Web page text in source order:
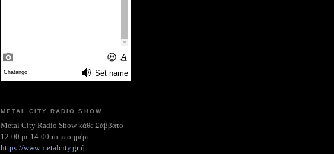
METAL CITY RADIO SHOW
Metal City Radio Show κάθε Σάββατο
12:00 με 14:00 το μεσημέρι
https://www.metalcity.grή